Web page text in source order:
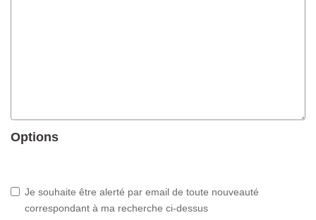
Options
Je souhaite être alerté par email de toute nouveauté
correspondant à ma recherche ci-dessus